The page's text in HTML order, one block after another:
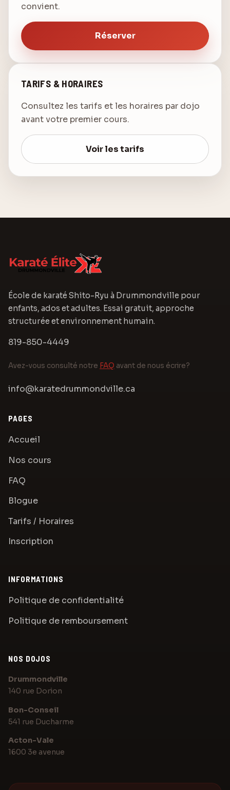
convient.
Réserver
TARIFS & HORAIRES
Consultez les tarifs et les horaires par dojo
avant votre premier cours.
Voir les tarifs
École de karaté Shito-Ryu à Drummondville pour
enfants, ados et adultes. Essai gratuit, approche
structurée et environnement humain.
819-850-4449
Avez-vous consulté notre FAQ avant de nous écrire?
info@karatedrummondville.ca
PAGES
Accueil
Nos cours
FAQ
Blogue
Tarifs / Horaires
Inscription
INFORMATIONS
Politique de confidentialité
Politique de remboursement
NOS DOJOS
Drummondville
140 rue Dorion
Bon-Conseil
541 rue Ducharme
Acton-Vale
1600 3e avenue
Assistant Karaté Elite
Karaté Elite Drummondville.